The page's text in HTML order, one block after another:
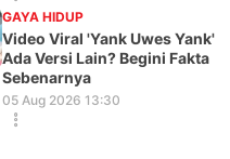
GAYA HIDUP
Video Viral 'Yank Uwes Yank'
Ada Versi Lain? Begini Fakta
Sebenarnya
05 Aug 2026 13:30